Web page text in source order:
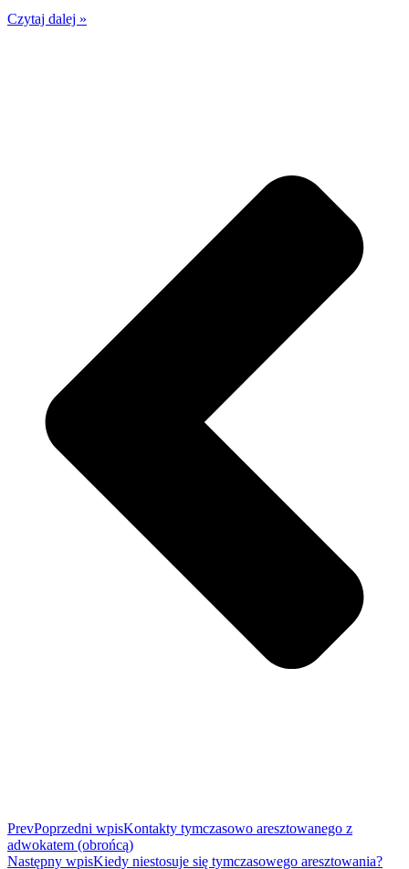
Czytaj dalej »
PrevPoprzedni wpisKontakty tymczasowo aresztowanego z
adwokatem (obrońcą)
Następny wpisKiedy niestosuje się tymczasowego aresztowania?